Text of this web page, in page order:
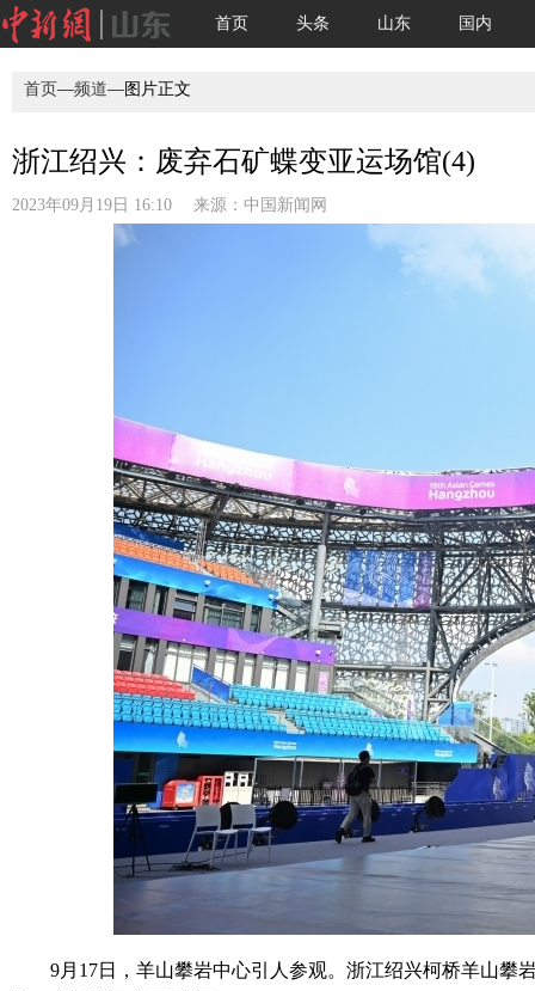
首页 头条 山东 国内
首页—频道—图片正文
浙江绍兴：废弃石矿蝶变亚运场馆(4)
2023年09月19日 16:10 来源： 中国新闻网
9月17日，羊山攀岩中心引人参观。浙江绍兴柯桥羊山攀